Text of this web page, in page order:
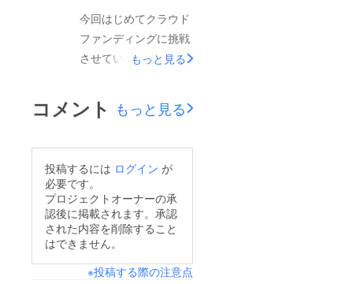
るかつカレーを準備し
ております。※予定通
り12月にお届けできる
はずです今しばらくお
ください。あ、お腹を
普通に食生活は送って
くださいね。店長、心
配しますので。寒く
なってきましたが、風
邪など引かれないよう
に、くれぐれもご自愛
ください。
今回はじめてクラウド
ファンディングに挑戦
させていただいてい
店まるかつと申しま
す。さっそく多くのご
おります。本当にあり
がとうございます！今
回のレトルトカレーで
すが、きっと気に入っ
なっていると思います
もっと見る
コメント もっと見る
投稿するには ログイン が
必要です。
プロジェクトオーナーの承
認後に掲載されます。承認
された内容を削除すること
はできません。
※投稿する際の注意点